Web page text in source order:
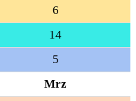
6
14
5
Mrz